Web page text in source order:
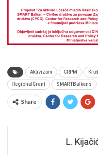
Aktivizam CRPM
RegionalGrant SMARTBalkans
Share
L.